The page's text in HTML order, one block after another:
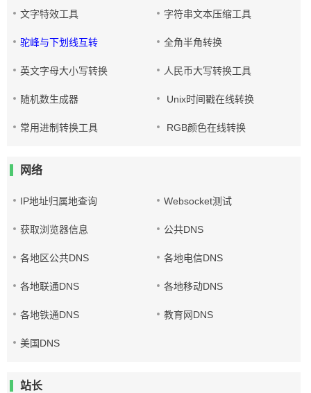
文字特效工具 字符串文本压缩工具
驼峰与下划线互转 全角半角转换
英文字母大小写转换 人民币大写转换工具
随机数生成器 Unix时间戳在线转换
常用进制转换工具 RGB颜色在线转换
网络
IP地址归属地查询 Websocket测试
获取浏览器信息 公共DNS
各地区公共DNS 各地电信DNS
各地联通DNS 各地移动DNS
各地铁通DNS 教育网DNS
美国DNS
站长